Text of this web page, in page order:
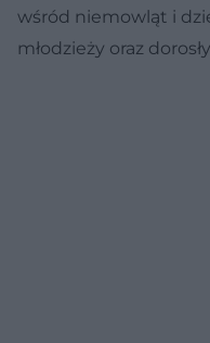
wśród niemowląt i
młodzieży oraz